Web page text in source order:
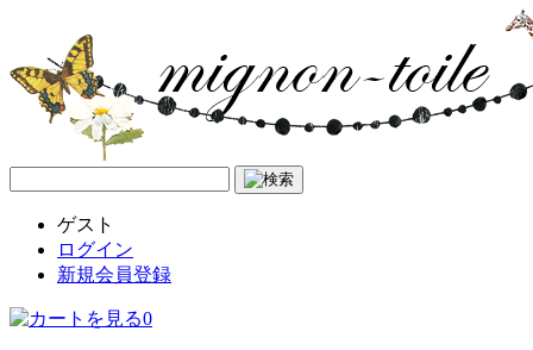
ゲスト
ログイン
新規会員登録
0